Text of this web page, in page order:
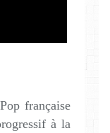
française
à la